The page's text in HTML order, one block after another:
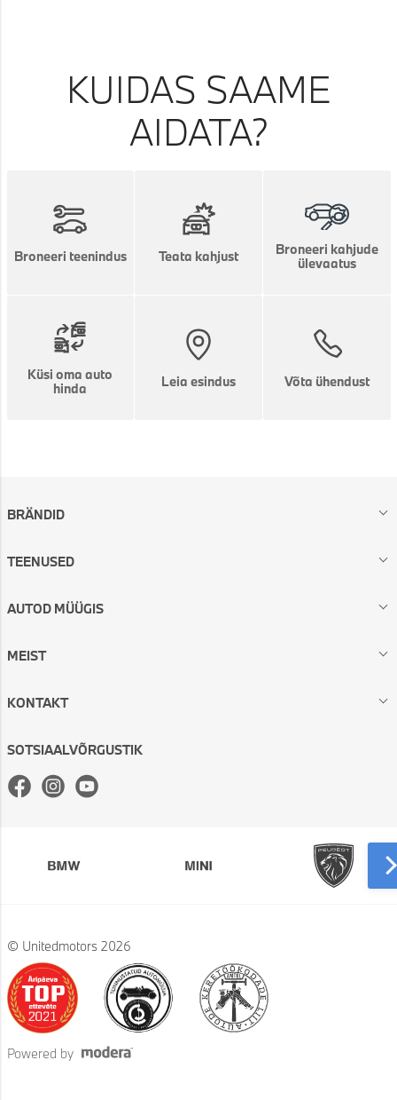
KUIDAS SAAME
AIDATA?
Broneeri teenindus Teata kahjust
Broneeri kahjude
ülevaatus
Küsi oma auto
hinda
Leia esindus Võta ühendust
BRÄNDID
TEENUSED
AUTOD MÜÜGIS
MEIST
KONTAKT
SOTSIAALVÕRGUSTIK
Facebook
Instagram
© Unitedmotors 2026
Powered by